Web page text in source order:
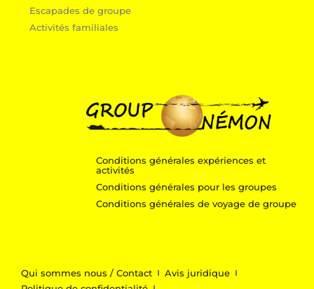
Escapades de groupe
Activités familiales
Conditions générales expériences et
activités
Conditions générales pour les groupes
Conditions générales de voyage de groupe
Qui sommes nous / Contact
Avis juridique